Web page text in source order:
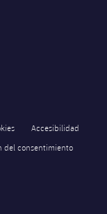
Accesibilidad
del consentimiento